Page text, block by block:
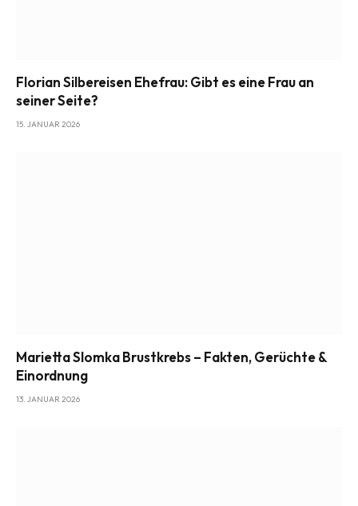
Florian Silbereisen Ehefrau: Gibt es eine Frau an
seiner Seite?
15. JANUAR 2026
Marietta Slomka Brustkrebs – Fakten, Gerüchte &
Einordnung
13. JANUAR 2026